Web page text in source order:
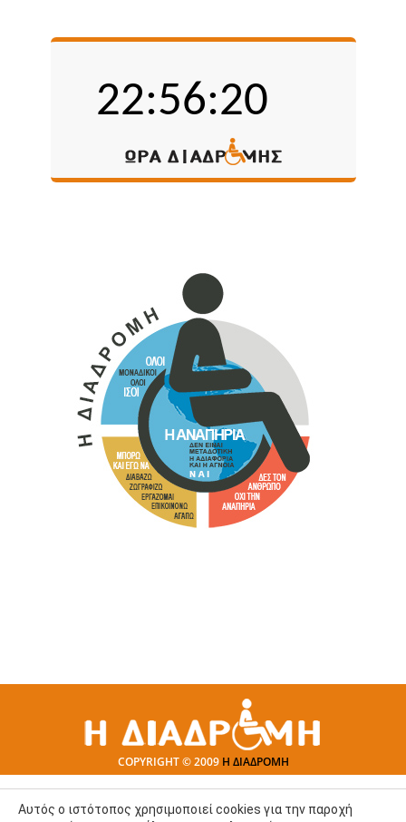
COPYRIGHT © 2009 Η ΔΙΑΔΡΟΜΗ
Αυτός ο ιστότοπος χρησιμοποιεί cookies για την παροχή